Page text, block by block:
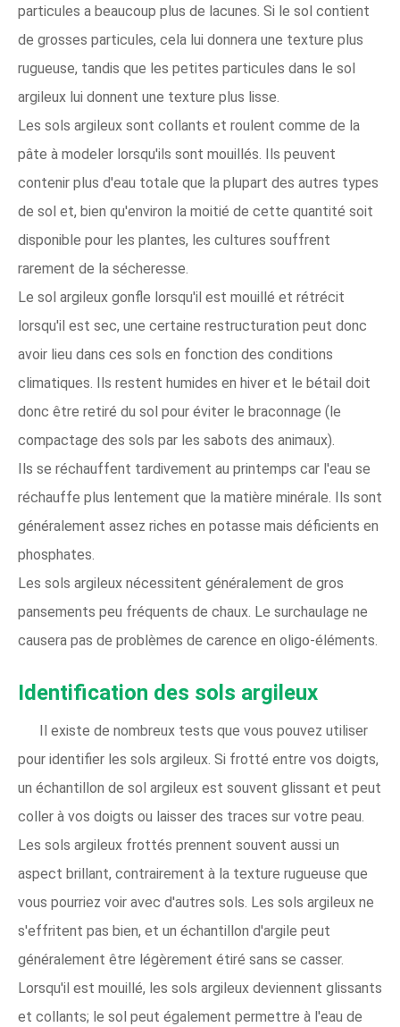
particules a beaucoup plus de lacunes. Si le sol contient
de grosses particules, cela lui donnera une texture plus
rugueuse, tandis que les petites particules dans le sol
argileux lui donnent une texture plus lisse.
Les sols argileux sont collants et roulent comme de la
pâte à modeler lorsqu'ils sont mouillés. Ils peuvent
contenir plus d'eau totale que la plupart des autres types
de sol et, bien qu'environ la moitié de cette quantité soit
disponible pour les plantes, les cultures souffrent
rarement de la sécheresse.
Le sol argileux gonfle lorsqu'il est mouillé et rétrécit
lorsqu'il est sec, une certaine restructuration peut donc
avoir lieu dans ces sols en fonction des conditions
climatiques. Ils restent humides en hiver et le bétail doit
donc être retiré du sol pour éviter le braconnage (le
compactage des sols par les sabots des animaux).
Ils se réchauffent tardivement au printemps car l'eau se
réchauffe plus lentement que la matière minérale. Ils sont
généralement assez riches en potasse mais déficients en
phosphates.
Les sols argileux nécessitent généralement de gros
pansements peu fréquents de chaux. Le surchaulage ne
causera pas de problèmes de carence en oligo-éléments.
Identification des sols argileux
Il existe de nombreux tests que vous pouvez utiliser
pour identifier les sols argileux. Si frotté entre vos doigts,
un échantillon de sol argileux est souvent glissant et peut
coller à vos doigts ou laisser des traces sur votre peau.
Les sols argileux frottés prennent souvent aussi un
aspect brillant, contrairement à la texture rugueuse que
vous pourriez voir avec d'autres sols. Les sols argileux ne
s'effritent pas bien, et un échantillon d'argile peut
généralement être légèrement étiré sans se casser.
Lorsqu'il est mouillé, les sols argileux deviennent glissants
et collants; le sol peut également permettre à l'eau de